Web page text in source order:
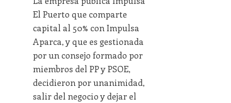
El Puerto que comparte
capital al 50% con Impulsa
Aparca, y que es gestionada
por un consejo formado por
miembros del PP y PSOE,
decidieron por unanimidad,
salir del negocio y dejar el